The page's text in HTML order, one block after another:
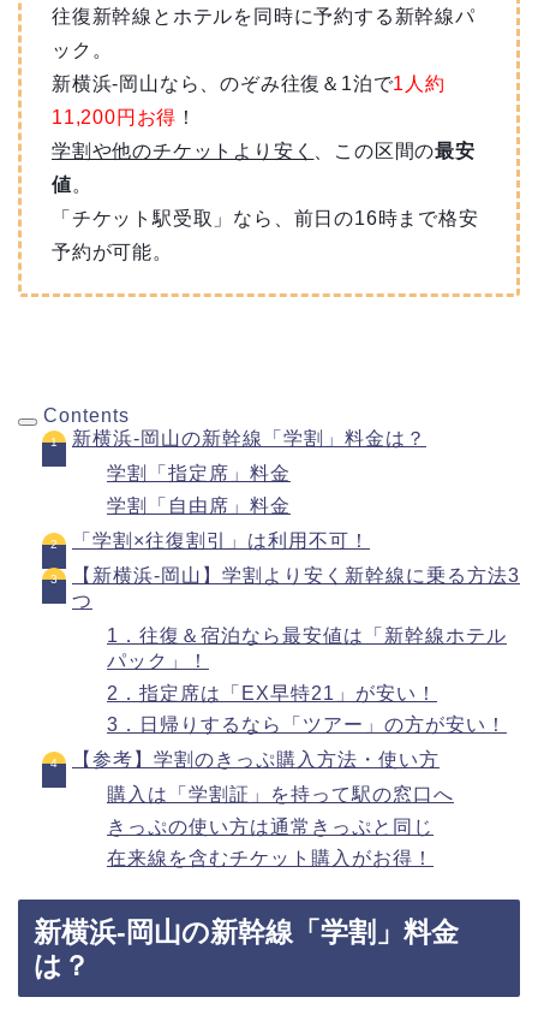
往復新幹線とホテルを同時に予約する新幹線パ
ック。
新横浜-岡山なら、のぞみ往復＆1泊で1人約
11,200円お得 ！
学割や他のチケットより安く 、この区間の最安
値。
「チケット駅受取」なら、前日の16時まで格安
予約が可能。
Contents
新横浜-岡山の新幹線「学割」料金は？
学割「指定席」料金
学割「自由席」料金
「学割×往復割引」は利用不可！
【新横浜-岡山】学割より安く新幹線に乗る方法3
つ
1．往復＆宿泊なら最安値は「新幹線ホテル
パック」！
2．指定席は「EX早特21」が安い！
3．日帰りするなら「ツアー」の方が安い！
【参考】学割のきっぷ購入方法・使い方
購入は「学割証」を持って駅の窓口へ
きっぷの使い方は通常きっぷと同じ
在来線を含むチケット購入がお得！
新横浜-岡山の新幹線「学割」料金
は？